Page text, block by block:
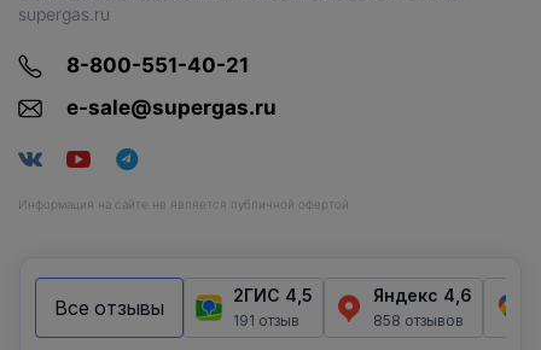
supergas.ru
8-800-551-40-21
e-sale@supergas.ru
Информация на сайте не является публичной офертой